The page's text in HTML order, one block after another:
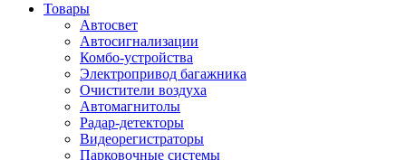
Товары
Автосвет
Автосигнализации
Комбо-устройства
Электропривод багажника
Очистители воздуха
Автомагнитолы
Радар-детекторы
Видеорегистраторы
Парковочные системы